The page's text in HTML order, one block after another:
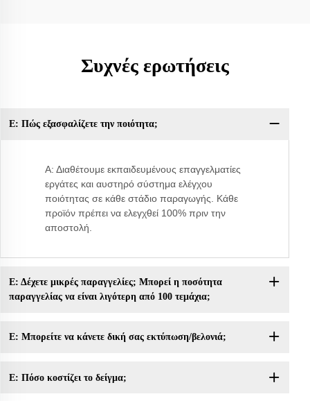
Συχνές ερωτήσεις
Ε: Πώς εξασφαλίζετε την ποιότητα;
Α: Διαθέτουμε εκπαιδευμένους επαγγελματίες
εργάτες και αυστηρό σύστημα ελέγχου
ποιότητας σε κάθε στάδιο παραγωγής. Κάθε
προϊόν πρέπει να ελεγχθεί 100% πριν την
αποστολή.
Ε: Δέχετε μικρές παραγγελίες; Μπορεί η ποσότητα
παραγγελίας να είναι λιγότερη από 100 τεμάχια;
Ε: Μπορείτε να κάνετε δική σας εκτύπωση/βελονιά;
Ε: Πόσο κοστίζει το δείγμα;